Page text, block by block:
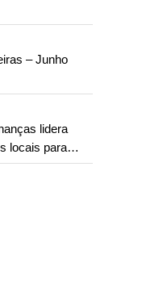
– Junho
lidera
locais para
os trabalhos